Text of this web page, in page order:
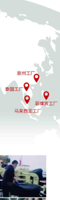
preliminary
陈述，决定是
案件结案，对
中积极应诉，
冻结的特点，
，并及时制定